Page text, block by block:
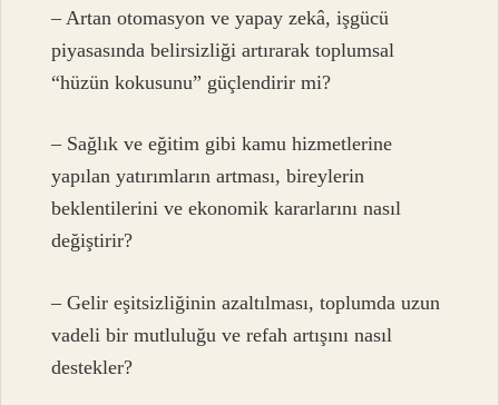
– Artan otomasyon ve yapay zekâ, işgücü
piyasasında belirsizliği artırarak toplumsal
“hüzün kokusunu” güçlendirir mi?
– Sağlık ve eğitim gibi kamu hizmetlerine
yapılan yatırımların artması, bireylerin
beklentilerini ve ekonomik kararlarını nasıl
değiştirir?
– Gelir eşitsizliğinin azaltılması, toplumda uzun
vadeli bir mutluluğu ve refah artışını nasıl
destekler?